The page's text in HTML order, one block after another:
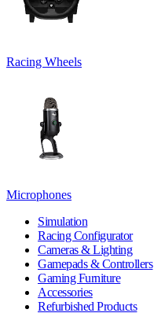
Racing Wheels
Microphones
Simulation
Racing Configurator
Cameras & Lighting
Gamepads & Controllers
Gaming Furniture
Accessories
Refurbished Products